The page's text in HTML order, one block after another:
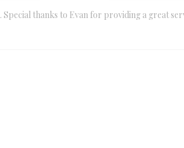
thanks to Evan for providing a great